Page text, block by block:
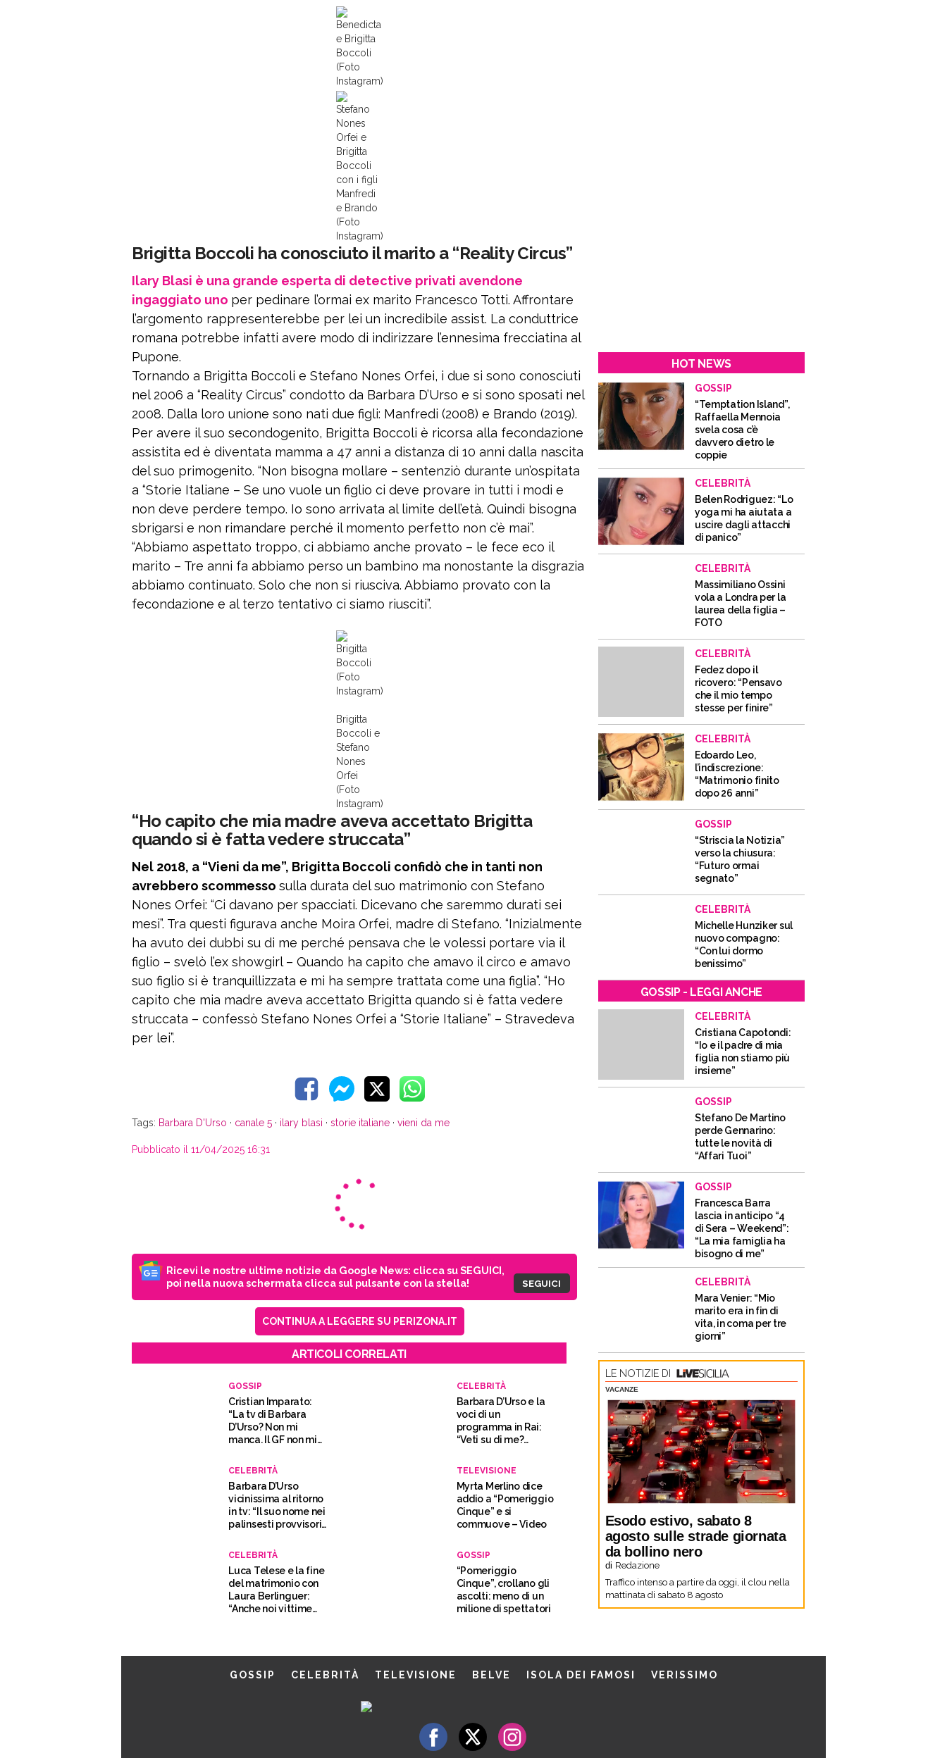
Benedicta
e Brigitta
Boccoli
(Foto
Instagram)
Stefano
Nones
Orfei e
Brigitta
Boccoli
con i figli
Manfredi
e Brando
(Foto
Instagram)
Brigitta Boccoli ha conosciuto il marito a “Reality Circus”
Ilary Blasi è una grande esperta di detective privati avendone
ingaggiato uno per pedinare l’ormai ex marito Francesco Totti. Affrontare
l’argomento rappresenterebbe per lei un incredibile assist. La conduttrice
romana potrebbe infatti avere modo di indirizzare l’ennesima frecciatina al
Pupone.
Tornando a Brigitta Boccoli e Stefano Nones Orfei, i due si sono conosciuti
nel 2006 a “Reality Circus” condotto da Barbara D’Urso e si sono sposati nel
2008. Dalla loro unione sono nati due figli: Manfredi (2008) e Brando (2019).
Per avere il suo secondogenito, Brigitta Boccoli è ricorsa alla fecondazione
assistita ed è diventata mamma a 47 anni a distanza di 10 anni dalla nascita
del suo primogenito. “Non bisogna mollare – sentenziò durante un’ospitata
a “Storie Italiane – Se uno vuole un figlio ci deve provare in tutti i modi e
non deve perdere tempo. Io sono arrivata al limite dell’età. Quindi bisogna
sbrigarsi e non rimandare perché il momento perfetto non c’è mai”.
“Abbiamo aspettato troppo, ci abbiamo anche provato – le fece eco il
marito – Tre anni fa abbiamo perso un bambino ma nonostante la disgrazia
abbiamo continuato. Solo che non si riusciva. Abbiamo provato con la
fecondazione e al terzo tentativo ci siamo riusciti”.
Brigitta
Boccoli
(Foto
Instagram)
Brigitta
Boccoli e
Stefano
Nones
Orfei
(Foto
Instagram)
“Ho capito che mia madre aveva accettato Brigitta
quando si è fatta vedere struccata”
Nel 2018, a “Vieni da me”, Brigitta Boccoli confidò che in tanti non
avrebbero scommesso sulla durata del suo matrimonio con Stefano
Nones Orfei: “Ci davano per spacciati. Dicevano che saremmo durati sei
mesi”. Tra questi figurava anche Moira Orfei, madre di Stefano. “Inizialmente
ha avuto dei dubbi su di me perché pensava che le volessi portare via il
figlio – svelò l’ex showgirl – Quando ha capito che amavo il circo e amavo
suo figlio si è tranquillizzata e mi ha sempre trattata come una figlia”. “Ho
capito che mia madre aveva accettato Brigitta quando si è fatta vedere
struccata – confessò Stefano Nones Orfei a “Storie Italiane” – Stravedeva
per lei”.
Tags: Barbara D'Urso · canale 5 · ilary blasi · storie italiane · vieni da me
Pubblicato il 11/04/2025 16:31
Ricevi le nostre ultime notizie da Google News: clicca su SEGUICI,
poi nella nuova schermata clicca sul pulsante con la stella!
SEGUICI
CONTINUA A LEGGERE SU PERIZONA.IT
ARTICOLI CORRELATI
GOSSIP
Cristian Imparato:
“La tv di Barbara
D’Urso? Non mi
manca. Il GF non mi
CELEBRITÀ
Barbara D’Urso e la
voci di un
programma in Rai:
“Veti su di me?
CELEBRITÀ
Barbara D’Urso
vicinissima al ritorno
in tv: “Il suo nome nei
palinsesti provvisori
TELEVISIONE
Myrta Merlino dice
addio a “Pomeriggio
Cinque” e si
commuove – Video
CELEBRITÀ
Luca Telese e la fine
del matrimonio con
Laura Berlinguer:
“Anche noi vittime
GOSSIP
“Pomeriggio
Cinque”, crollano gli
ascolti: meno di un
milione di spettatori
HOT NEWS
GOSSIP
“Temptation Island”,
Raffaella Mennoia
svela cosa c’è
davvero dietro le
coppie
CELEBRITÀ
Belen Rodriguez: “Lo
yoga mi ha aiutata a
uscire dagli attacchi
di panico”
CELEBRITÀ
Massimiliano Ossini
vola a Londra per la
laurea della figlia –
FOTO
CELEBRITÀ
Fedez dopo il
ricovero: “Pensavo
che il mio tempo
stesse per finire”
CELEBRITÀ
Edoardo Leo,
l’indiscrezione:
“Matrimonio finito
dopo 26 anni”
GOSSIP
“Striscia la Notizia”
verso la chiusura:
“Futuro ormai
segnato”
CELEBRITÀ
Michelle Hunziker sul
nuovo compagno:
“Con lui dormo
benissimo”
GOSSIP - LEGGI ANCHE
CELEBRITÀ
Cristiana Capotondi:
“Io e il padre di mia
figlia non stiamo più
insieme”
GOSSIP
Stefano De Martino
perde Gennarino:
tutte le novità di
“Affari Tuoi”
GOSSIP
Francesca Barra
lascia in anticipo “4
di Sera – Weekend”:
“La mia famiglia ha
bisogno di me”
CELEBRITÀ
Mara Venier: “Mio
marito era in fin di
vita, in coma per tre
giorni”
LE NOTIZIE DI
VACANZE
Esodo estivo, sabato 8
agosto sulle strade giornata
da bollino nero
di Redazione
Traffico intenso a partire da oggi, il clou nella
mattinata di sabato 8 agosto
GOSSIP CELEBRITÀ TELEVISIONE BELVE ISOLA DEI FAMOSI VERISSIMO